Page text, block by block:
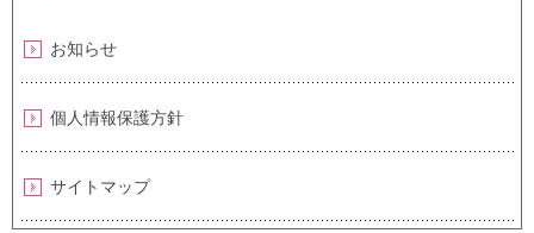
お知らせ
個人情報保護方針
サイトマップ